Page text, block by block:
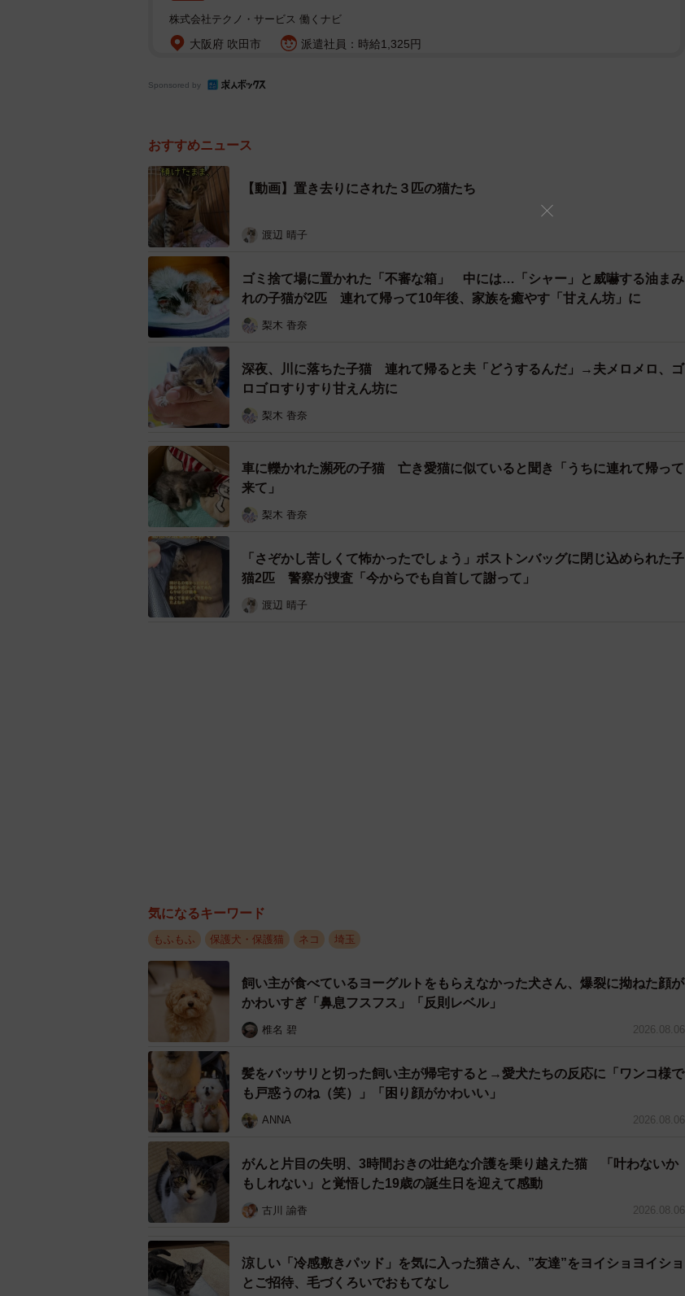
そう語るのは、アニマルエイドで猫の世話やお掃除などを担当するスタッフ・ひろまろすぎ
さん（@tigernohige）だ。
人懐っこい猫さんたち…写真は、ピッコロくん（ひろまろすぎさん提供、Instagramよりキャプチャ撮影）
「遺棄された」と判断し、里親探しを開始
3匹がやって来たのは、6月11日。女性は電話をしてから30分後にはタクシーで到着したと
いう。
「オシッコまみれで、よくタクシーで移動できたなと思うほどでした。『2週間したら新居
も落ち着くから』と話していましたが、それっきり音信不通に…」
しばらく待っても連絡がないため、団体では「遺棄された」と判断。警察や動物愛護センタ
ーにも報告した上で、里親探しを始めた。
信じて待ち続けていた3匹「今は穏やかに、人懐っこく過ごしています」
3匹は、来たばかりの頃は緊張した様子で、ごはんを食べられなかったり、体調を崩したり
した。
株式会社テクノ・サービス 働くナビ
大阪府 吹田市 派遣社員：時給1,325円
Sponsored by
おすすめニュース
【動画】置き去りにされた３匹の猫たち
渡辺 晴子
ゴミ捨て場に置かれた「不審な箱」 中には…「シャー」と威嚇する油まみ
れの子猫が2匹 連れて帰って10年後、家族を癒やす「甘えん坊」に
梨木 香奈
深夜、川に落ちた子猫 連れて帰ると夫「どうするんだ」→夫メロメロ、ゴ
ロゴロすりすり甘えん坊に
梨木 香奈
車に轢かれた瀕死の子猫 亡き愛猫に似ていると聞き「うちに連れて帰って
来て」
梨木 香奈
「さぞかし苦しくて怖かったでしょう」ボストンバッグに閉じ込められた子
猫2匹 警察が捜査「今からでも自首して謝って」
渡辺 晴子
気になるキーワード
もふもふ 保護犬・保護猫 ネコ 埼玉
飼い主が食べているヨーグルトをもらえなかった犬さん、爆裂に拗ねた顔が
かわいすぎ「鼻息フスフス」「反則レベル」
椎名 碧 2026.08.06
髪をバッサリと切った飼い主が帰宅すると→愛犬たちの反応に「ワンコ様で
も戸惑うのね（笑）」「困り顔がかわいい」
ANNA 2026.08.06
がんと片目の失明、3時間おきの壮絶な介護を乗り越えた猫 「叶わないか
もしれない」と覚悟した19歳の誕生日を迎えて感動
古川 諭香 2026.08.06
涼しい「冷感敷きパッド」を気に入った猫さん、”友達”をヨイショヨイショ
とご招待、毛づくろいでおもてなし